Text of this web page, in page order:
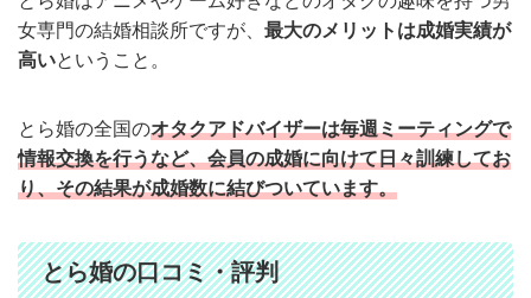
女専門の結婚相談所ですが、 最大のメリットは成婚実績が
高いということ。
とら婚の全国のオタクアドバイザーは毎週ミーティングで
情報交換を行うなど、会員の成婚に向けて日々訓練してお
り、その結果が成婚数に結びついています。
とら婚の口コミ・評判